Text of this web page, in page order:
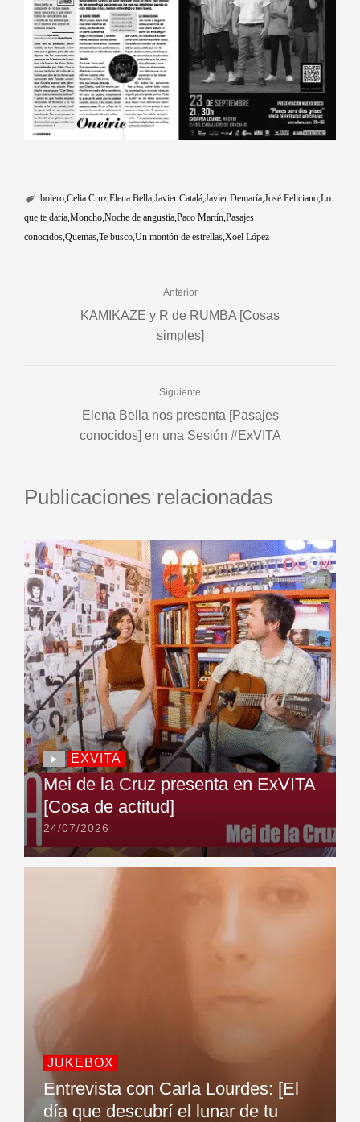
bolero Celia Cruz Elena Bella Javier Catalá Javier Demaría José Feliciano Lo
que te daría Moncho Noche de angustia Paco Martín Pasajes
conocidos Quemas Te busco Un montón de estrellas Xoel López
Anterior
KAMIKAZE y R de RUMBA [Cosas
simples]
Siguiente
Elena Bella nos presenta [Pasajes
conocidos] en una Sesión #ExVITA
Publicaciones relacionadas
EXVITA
Mei de la Cruz presenta en ExVITA
[Cosa de actitud]
24/07/2026
JUKEBOX
Entrevista con Carla Lourdes: [El
día que descubrí el lunar de tu